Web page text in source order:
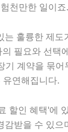
천만한 일이죠.
는 훌륭한 제도
필요와 선택
기 계약을 묶
연해집니다.
할인 혜택'에
감받을 수 있으